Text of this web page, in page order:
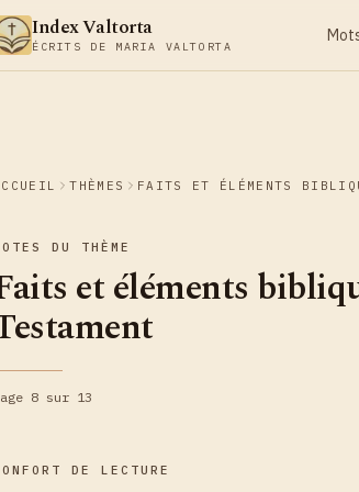
Index Valtorta
ÉCRITS DE MARIA VALTORTA
THÈMES FAITS ET ÉLÉMENTS
DU THÈME
et éléments
8 sur 13
DE LECTURE